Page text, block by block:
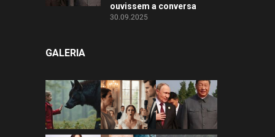
ouvissem a conversa
30.09.2025
GALERIA